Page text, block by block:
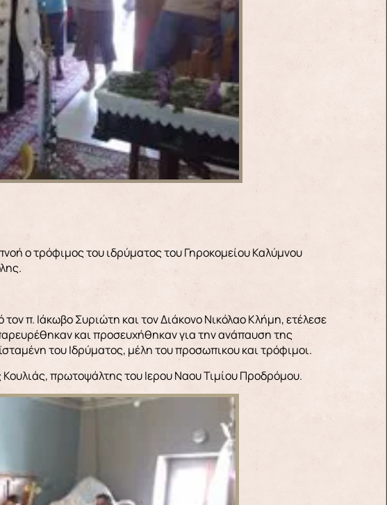
ο τρόφιμος του ιδρύματος του Γηροκομείου Καλύμνου
π. Ιάκωβο Συριώτη και τον Διάκονο Νικόλαο Κλήμη, ετέλεσε
και προσευχήθηκαν για την ανάπαυση της
του Ιδρύματος, μέλη του προσωπικου και τρόφιμοι.
πρωτοψάλτης του Ιερου Ναου Τιμίου Προδρόμου.